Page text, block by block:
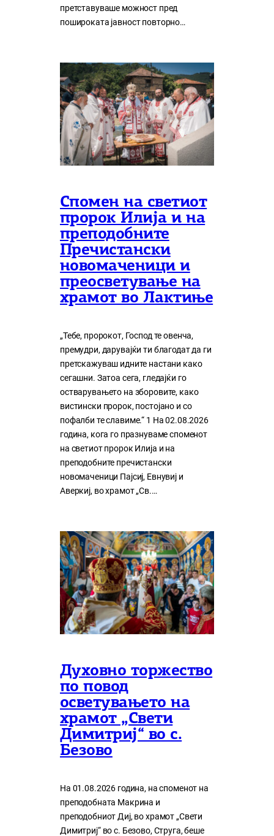
претставуваше можност пред
пошироката јавност повторно…
Спомен на светиот
пророк Илија и на
преподобните
Пречистански
новомаченици и
преосветување на
храмот во Лактиње
„Тебе, пророкот, Господ те овенча,
премудри, дарувајќи ти благодат да ги
претскажуваш идните настани како
сегашни. Затоа сега, гледајќи го
остварувањето на зборовите, како
вистински пророк, постојано и со
пофалби те славиме.“ 1 На 02.08.2026
година, кога го празнуваме споменот
на светиот пророк Илија и на
преподобните пречистански
новомаченици Пајсиј, Евнувиј и
Аверкиј, во храмот „Св.…
Духовно торжество
по повод
осветувањето на
храмот „Свети
Димитриј“ во с.
Безово
На 01.08.2026 година, на споменот на
преподобната Макрина и
преподобниот Диј, во храмот „Свети
Димитриј“ во с. Безово, Струга, беше